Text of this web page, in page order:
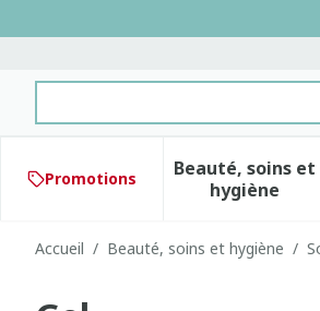
Promotions
Beauté, soins et
hygiène
Afficher
Accueil / Beauté, soins et hygiène /